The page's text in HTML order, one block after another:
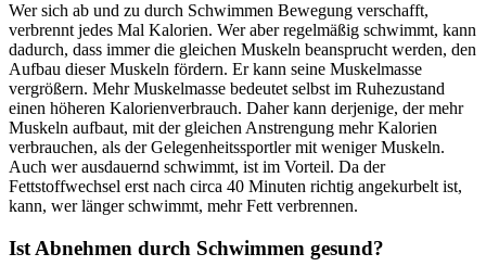
Wer sich ab und zu durch Schwimmen Bewegung verschafft,
verbrennt jedes Mal Kalorien. Wer aber regelmäßig schwimmt, kann
dadurch, dass immer die gleichen Muskeln beansprucht werden, den
Aufbau dieser Muskeln fördern. Er kann seine Muskelmasse
vergrößern. Mehr Muskelmasse bedeutet selbst im Ruhezustand
einen höheren Kalorienverbrauch. Daher kann derjenige, der mehr
Muskeln aufbaut, mit der gleichen Anstrengung mehr Kalorien
verbrauchen, als der Gelegenheitssportler mit weniger Muskeln.
Auch wer ausdauernd schwimmt, ist im Vorteil. Da der
Fettstoffwechsel erst nach circa 40 Minuten richtig angekurbelt ist,
kann, wer länger schwimmt, mehr Fett verbrennen.
Ist Abnehmen durch Schwimmen gesund?